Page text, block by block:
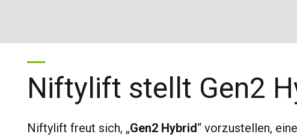
Niftylift stellt Gen2
Niftylift freut sich, „Gen2 Hybrid“ vorzustellen,